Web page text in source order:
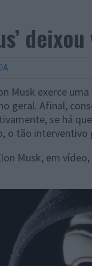
Musk exerce
geral. Afinal,
se há
o tão interventivo
Musk, em